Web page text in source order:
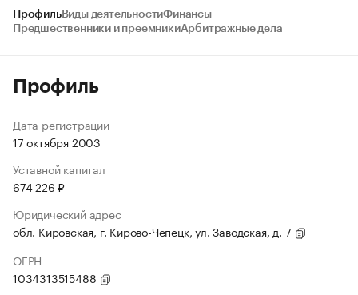
ПрофильВиды деятельностиФинансы
Предшественники и преемникиАрбитражные дела
Профиль
Дата регистрации
17 октября 2003
Уставной капитал
674 226 ₽
Юридический адрес
обл. Кировская, г. Кирово-Чепецк, ул. Заводская, д. 7
ОГРН
1034313515488